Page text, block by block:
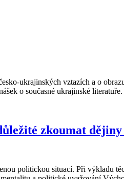
ukrajinských vztazích a o
o současné ukrajinské literatuře.
zkoumat
politickou situací. Při výkladu